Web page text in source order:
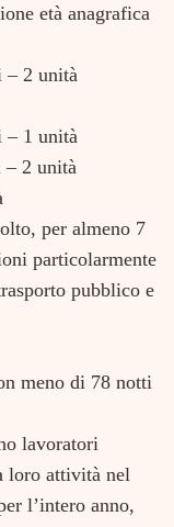
età anagrafica
– 2 unità
– 1 unità
– 2 unità
per almeno 7
particolarmente
pubblico e
meno di 78 notti
lavoratori
loro attività nel
l’intero anno,